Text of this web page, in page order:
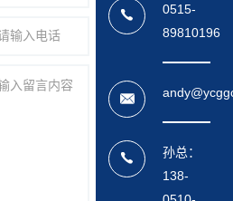
0515-
89810196
孙总：
138-